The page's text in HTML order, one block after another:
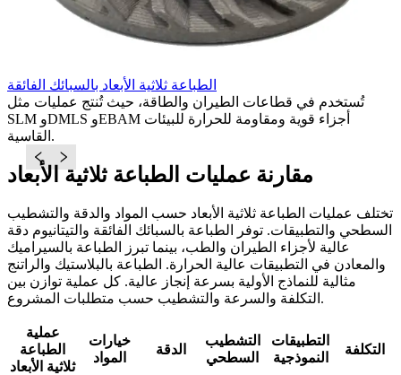
الطباعة ثلاثية الأبعاد بالسبائك الفائقة
تُستخدم في قطاعات الطيران والطاقة، حيث تُنتج عمليات مثل
SLM وDMLS وEBAM أجزاء قوية ومقاومة للحرارة للبيئات
القاسية.
مقارنة عمليات الطباعة ثلاثية الأبعاد
تختلف عمليات الطباعة ثلاثية الأبعاد حسب المواد والدقة والتشطيب
السطحي والتطبيقات. توفر الطباعة بالسبائك الفائقة والتيتانيوم دقة
عالية لأجزاء الطيران والطب، بينما تبرز الطباعة بالسيراميك
والمعادن في التطبيقات عالية الحرارة. الطباعة بالبلاستيك والراتنج
مثالية للنماذج الأولية بسرعة إنجاز عالية. كل عملية توازن بين
التكلفة والسرعة والتشطيب حسب متطلبات المشروع.
عملية
الطباعة
ثلاثية الأبعاد
خيارات
المواد
الدقة
التشطيب
السطحي
التطبيقات
النموذجية
التكلفة